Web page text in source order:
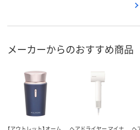
メーカーからのおすすめ商品
【アウトレット】オーム
ヘアドライヤー マイナ
ヘ